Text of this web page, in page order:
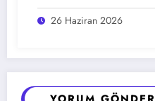
26 Haziran 2026